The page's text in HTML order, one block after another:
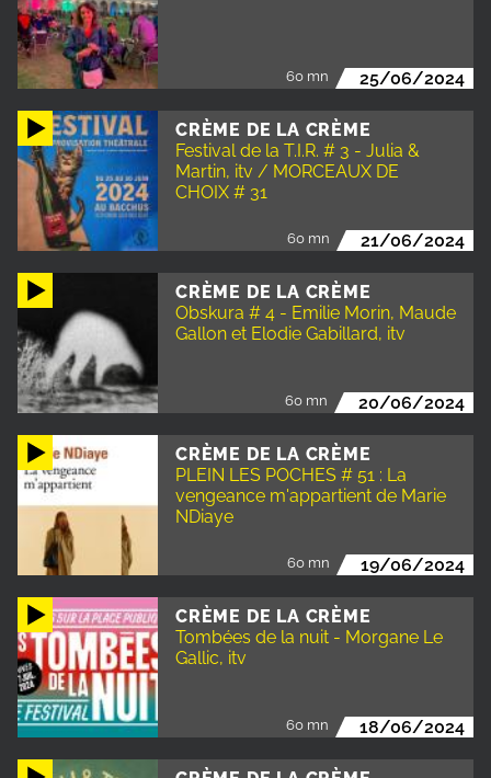
60 mn 25/06/2024
CRÈME DE LA CRÈME
Festival de la T.I.R. # 3 - Julia &
Martin, itv / MORCEAUX DE
CHOIX # 31
60 mn 21/06/2024
CRÈME DE LA CRÈME
Obskura # 4 - Emilie Morin, Maude
Gallon et Elodie Gabillard, itv
60 mn 20/06/2024
CRÈME DE LA CRÈME
PLEIN LES POCHES # 51 : La
vengeance m'appartient de Marie
NDiaye
60 mn 19/06/2024
CRÈME DE LA CRÈME
Tombées de la nuit - Morgane Le
Gallic, itv
60 mn 18/06/2024